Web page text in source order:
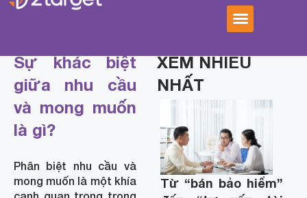
Sự khác biệt
giữa nhu cầu
và mong muốn
là gì?
Phân biệt nhu cầu và
mong muốn là một khía
XEM NHIỀU
NHẤT
Từ “bán bảo hiểm”